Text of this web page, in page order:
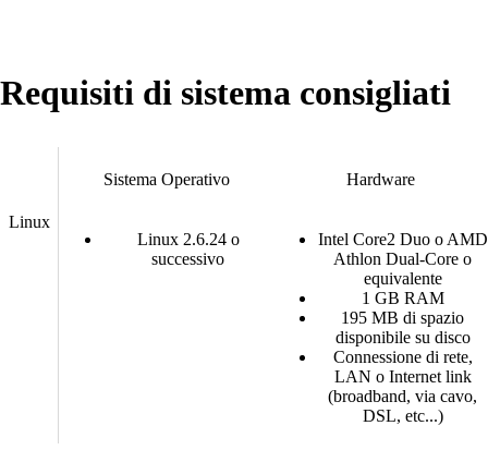
Requisiti di sistema consigliati
Sistema Operativo Hardware
Linux
Linux 2.6.24 o
successivo
Intel Core2 Duo o AMD
Athlon Dual-Core o
equivalente
1 GB RAM
195 MB di spazio
disponibile su disco
Connessione di rete,
LAN o Internet link
(broadband, via cavo,
DSL, etc...)